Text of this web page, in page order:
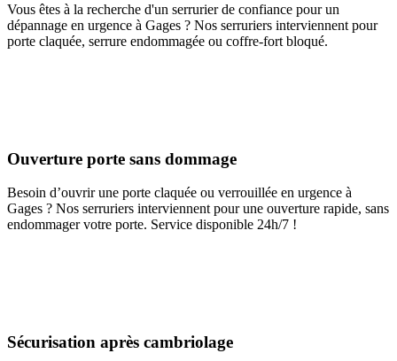
Vous êtes à la recherche d'un serrurier de confiance pour un
dépannage en urgence à Gages ? Nos serruriers interviennent pour
porte claquée, serrure endommagée ou coffre-fort bloqué.
Ouverture porte sans dommage
Besoin d’ouvrir une porte claquée ou verrouillée en urgence à
Gages ? Nos serruriers interviennent pour une ouverture rapide, sans
endommager votre porte. Service disponible 24h/7 !
Sécurisation après cambriolage